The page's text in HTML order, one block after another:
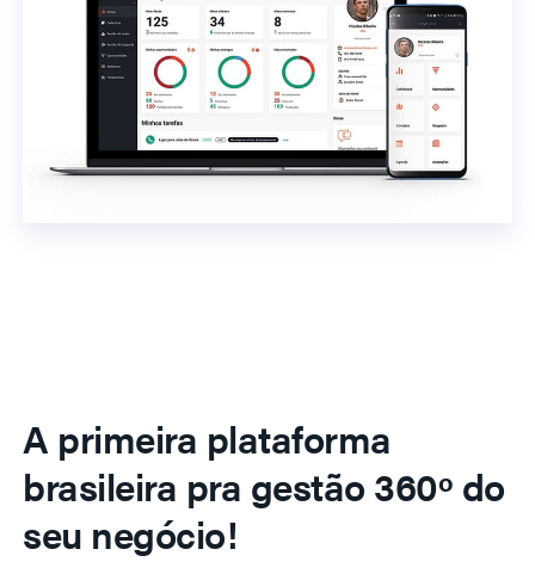
A primeira plataforma
brasileira pra gestão 360º do
seu negócio!